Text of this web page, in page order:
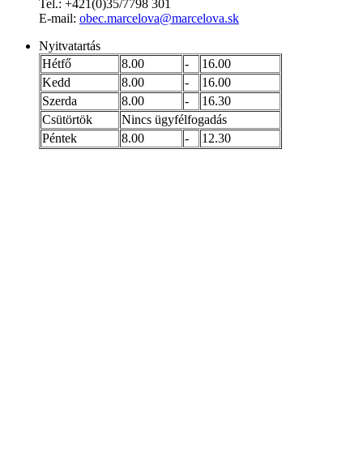
Tel.: +421(0)35/7798 301
E-mail: obec.marcelova@marcelova.sk
Nyitvatartás
Hétfő
8.00 -
16.00
Kedd
8.00 -
16.00
Szerda
8.00 -
16.30
Csütörtök
Nincs ügyfélfogadás
Péntek
8.00 - 12.30